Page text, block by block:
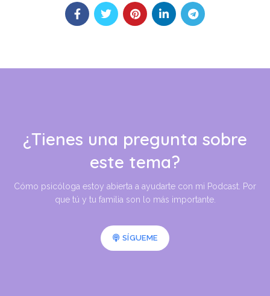
¿Tienes una pregunta sobre
este tema?
Cómo psicóloga estoy abierta a ayudarte con mi Podcast. Por
que tú y tu familia son lo más importante.
SÍGUEME